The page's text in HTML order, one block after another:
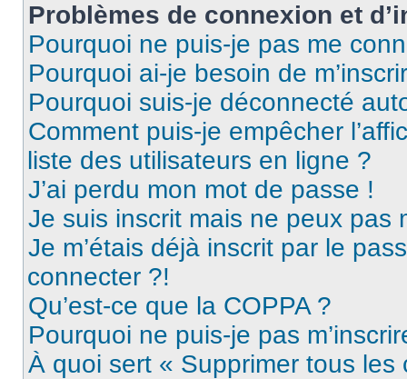
Problèmes de connexion et
Pourquoi ne puis-je pas me
Pourquoi ai-je besoin de
Pourquoi suis-je déconnecté
Comment puis-je empêcher
liste des utilisateurs en ligne ?
J’ai perdu mon mot de passe !
Je suis inscrit mais ne peux pas
Je m’étais déjà inscrit par le
connecter ?!
Qu’est-ce que la COPPA ?
Pourquoi ne puis-je pas
À quoi sert « Supprimer tous les